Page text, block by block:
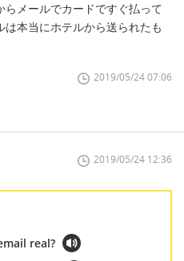
メールでカードですぐ払って
本当にホテルから送られたも
2019/05/24 07:06
2019/05/24 12:36
real?